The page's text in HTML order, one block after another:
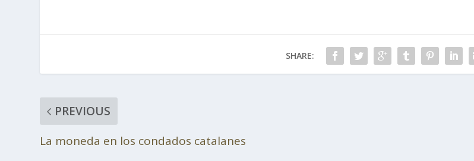
SHARE:
PREVIOUS
La moneda en los condados catalanes